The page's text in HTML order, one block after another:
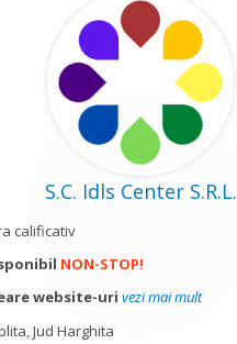
S.C. Idls Center S.R.L.
calificativ
NON-STOP!
website-uri vezi mai mult
Jud Harghita